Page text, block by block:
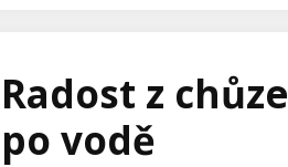
Radost z chůze
po vodě